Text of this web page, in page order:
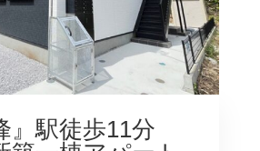
』駅徒歩11分